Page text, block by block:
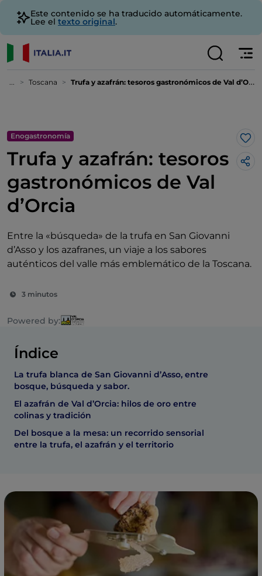
Este contenido se ha traducido automáticamente.
Lee el texto original.
... Toscana Trufa y azafrán: tesoros gastronómicos de Val d’Orcia
Enogastronomía
Trufa y azafrán: tesoros
gastronómicos de Val
d’Orcia
Entre la «búsqueda» de la trufa en San Giovanni
d’Asso y los azafranes, un viaje a los sabores
auténticos del valle más emblemático de la Toscana.
3 minutos
Powered by:
Me
Índice
La trufa blanca de San Giovanni d’Asso, entre
bosque, búsqueda y sabor.
El azafrán de Val d’Orcia: hilos de oro entre
colinas y tradición
Del bosque a la mesa: un recorrido sensorial
entre la trufa, el azafrán y el territorio